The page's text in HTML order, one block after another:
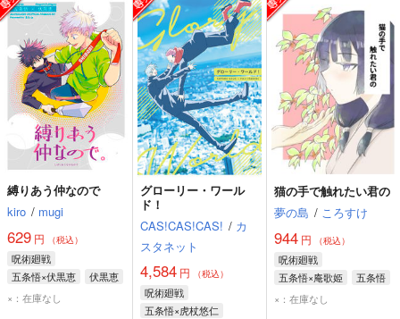
縛りあう仲なので
kiro / mugi
629 円 （税込）
呪術廻戦
五条悟×伏黒恵
伏黒恵
五条悟
×：在庫なし
グローリー・ワール
ド！
CAS!CAS!CAS! / カ
スタネット
4,584 円 （税込）
呪術廻戦
五条悟×虎杖悠仁
猫の手で触れたい君の
夢の島 / ころすけ
944円 （税込）
呪術廻戦
五条悟×庵歌姫
五条悟
庵歌姫
×：在庫なし